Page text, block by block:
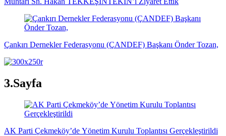
Çankırı Dernekler Federasyonu (ÇANDEF) Başkanı Önder Tozan,
3.Sayfa
AK Parti Çekmeköy’de Yönetim Kurulu Toplantısı Gerçekleştirildi